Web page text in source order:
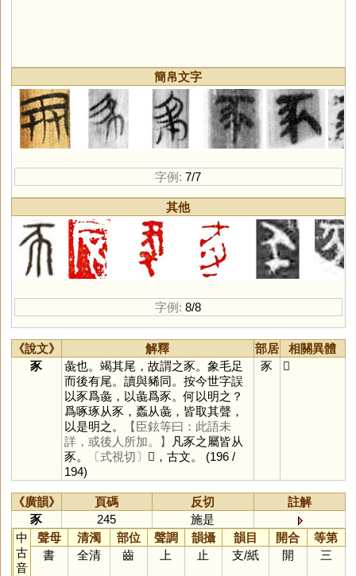
簡帛文字
字例: 7/7
其他
字例: 8/8
《說文》 解釋 部居
相關異體
豕
彘也。竭其尾，故謂之豕。象毛足
而後有尾。讀與豨同。按今世字誤
以豕爲彘，以彘爲豕。何以明之？
爲啄琢从豕，蟸从彘，皆取其聲，
以是明之。
【臣鉉等曰：此語未
詳，或後人所加。】
凡豕之屬皆从
豕。
〔式視切〕 𢁓，古文。 (196 /
194)
豕 𢁓
《廣韻》 頁碼 反切
註解
豕
245
施是
中
古
音
聲母 清濁 部位 聲調 韻攝 韻目 開合
等第
書
全清 齒 上 止 支/紙 開 三